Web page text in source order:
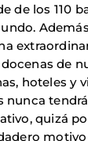
de los 110
de
hoteles y
nunca
quizá
motivo